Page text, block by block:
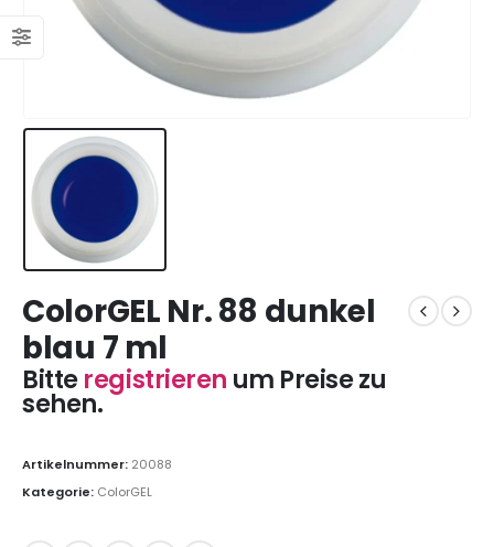
ColorGEL Nr. 88 dunkel
blau 7 ml
Bitteregistrieren um Preise zu
sehen.
Artikelnummer: 20088
Kategorie: ColorGEL